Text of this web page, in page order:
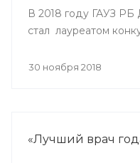
В 2018 году ГАУЗ РБ
стал лауреатом
30 ноября 2018
«Лучший врач